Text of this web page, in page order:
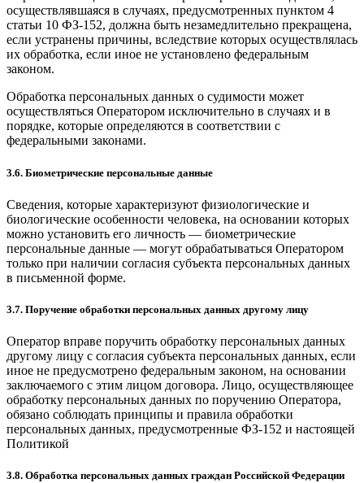
осуществлявшаяся в случаях, предусмотренных пунктом 4
статьи 10 ФЗ-152, должна быть незамедлительно прекращена,
если устранены причины, вследствие которых осуществлялась
их обработка, если иное не установлено федеральным
законом.
Обработка персональных данных о судимости может
осуществляться Оператором исключительно в случаях и в
порядке, которые определяются в соответствии с
федеральными законами.
3.6. Биометрические персональные данные
Сведения, которые характеризуют физиологические и
биологические особенности человека, на основании которых
можно установить его личность — биометрические
персональные данные — могут обрабатываться Оператором
только при наличии согласия субъекта персональных данных
в письменной форме.
3.7. Поручение обработки персональных данных другому лицу
Оператор вправе поручить обработку персональных данных
другому лицу с согласия субъекта персональных данных, если
иное не предусмотрено федеральным законом, на основании
заключаемого с этим лицом договора. Лицо, осуществляющее
обработку персональных данных по поручению Оператора,
обязано соблюдать принципы и правила обработки
персональных данных, предусмотренные ФЗ-152 и настоящей
Политикой
3.8. Обработка персональных данных граждан Российской Федерации